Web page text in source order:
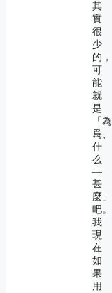
其
實
很
少
的，
可
能
就
是
「為
爲、
什
么
―
甚
麼」
吧。
我
現
在
如
果
用